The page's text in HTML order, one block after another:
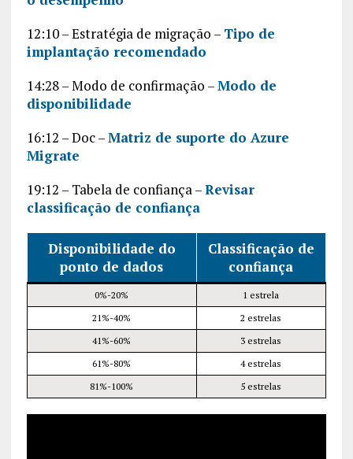
12:10 – Estratégia de migração – Tipo de
implantação recomendado
14:28 – Modo de confirmação –Modo de
disponibilidade
16:12 – Doc –Matriz de suporte do Azure
Migrate
19:12 – Tabela de confiança –Revisar
classificação de confiança
Disponibilidade do
ponto de dados
Classificação de
confiança
0%-20%
1 estrela
21%-40%
2 estrelas
41%-60%
3 estrelas
61%-80%
4 estrelas
81%-100%
5 estrelas